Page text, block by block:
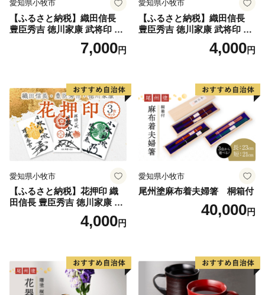
愛知県小牧市
【ふるさと納税】織田信長
豊臣秀吉 徳川家康 武将印 花
押印 6枚 セット イラスト 戦
国 武将 小牧山城 墨絵 龍画師
グッズ 愛知県 小牧市 お取り
寄せ 送料無料
7,000円
愛知県小牧市
【ふるさと納税】織田信長
豊臣秀吉 徳川家康 武将印 3
枚 セット イラスト 戦国 武将
小牧山城 墨絵 龍画師 書道ア
愛知県 小牧市 お取り寄せ 送
料無料
4,000円
愛知県小牧市
【ふるさと納税】花押印 織
田信長 豊臣秀吉 徳川家康 3
枚 セット 戦国 武将 小牧山城
墨絵 龍画師 書道アーティス
牧市 お取り寄せ 送料無料
4,000円
愛知県小牧市
尾州塗麻布着夫婦箸 桐箱付
40,000円